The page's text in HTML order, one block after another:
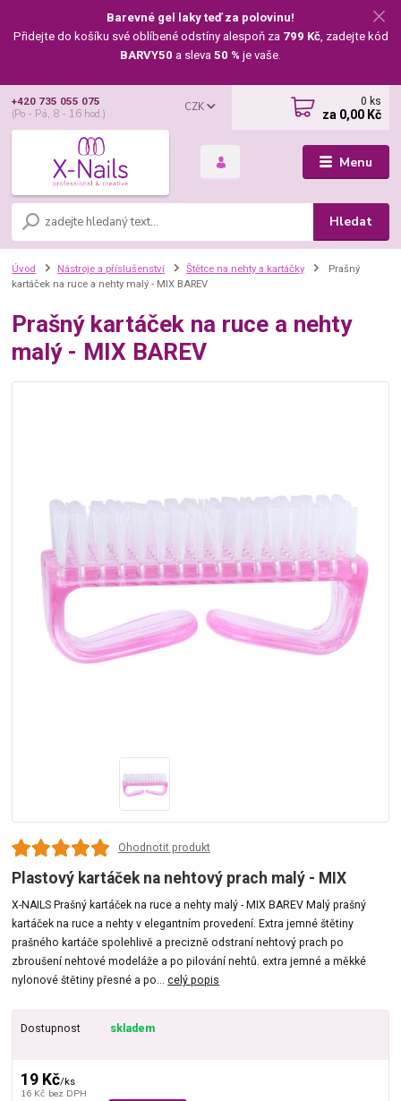
Barevné gel laky teď za polovinu!
Přidejte do košíku své oblíbené odstíny alespoň za 799 Kč, zadejte kód
BARVY50 a sleva 50 % je vaše.
Menu
CZK
Hledat
+420 735 055 075
(Po - Pá, 8 - 16 hod.)
0 ks
za 0,00 Kč
Úvod Nástroje a příslušenství Štětce na nehty a kartáčky
Prašný
kartáček na ruce a nehty malý - MIX BAREV
Prašný kartáček na ruce a nehty
malý - MIX BAREV
Ohodnotit produkt
Plastový kartáček na nehtový prach malý - MIX
X-NAILS Prašný kartáček na ruce a nehty malý - MIX BAREV Malý prašný
kartáček na ruce a nehty v elegantním provedení. Extra jemné štětiny
prašného kartáče spolehlivě a precizně odstraní nehtový prach po
zbroušení nehtové modeláže a po pilování nehtů. extra jemné a měkké
nylonové štětiny přesné a po...celý popis
Dostupnost skladem
19 Kč/ks
16 Kč bez DPH